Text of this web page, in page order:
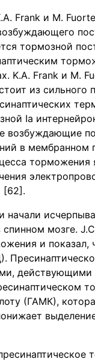
Frank и M.
тормозной
K.A. Frank и M.
из сильного
Ia
возбуждающие
в мембранном
торможения
[62].
начали
мозге.
и
действующими
(ГАМК),